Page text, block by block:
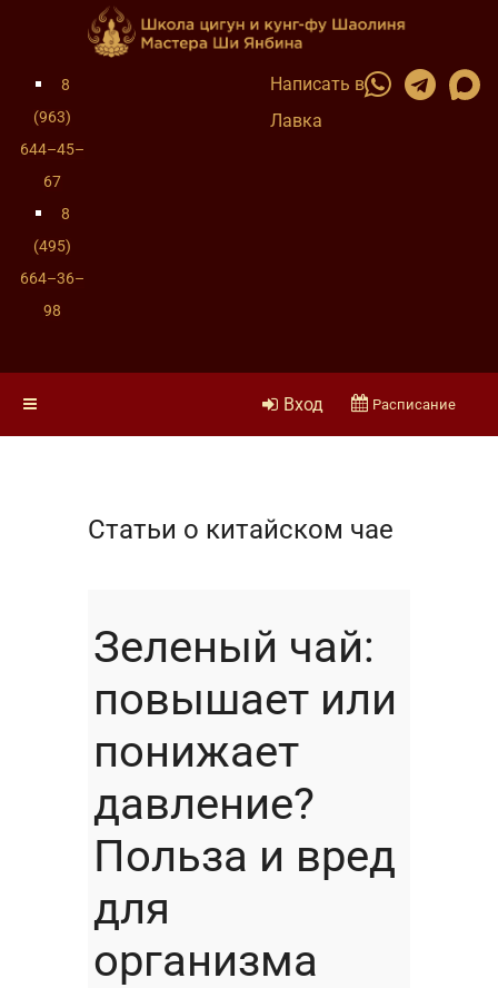
8
(963)
644–45–
67
8
(495)
664–36–
98
Написать в
Лавка
Вход Расписание
Статьи о китайском чае
Зеленый чай:
повышает или
понижает
давление?
Польза и вред
для
организма